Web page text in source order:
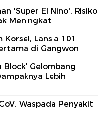
'Super El Nino', Risiko
Meningkat
Lansia 101
di Gangwon
Block' Gelombang
Lebih
Waspada Penyakit